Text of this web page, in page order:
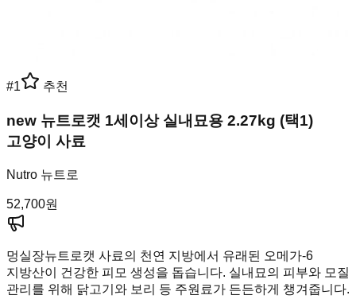
#1 추천
new 뉴트로캣 1세이상 실내묘용 2.27kg (택1)
고양이 사료
Nutro 뉴트로
52,700원
멍실장뉴트로캣 사료의 천연 지방에서 유래된 오메가-6
지방산이 건강한 피모 생성을 돕습니다. 실내묘의 피부와 모질
관리를 위해 닭고기와 보리 등 주원료가 든든하게 챙겨줍니다.